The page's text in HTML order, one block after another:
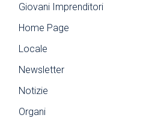
Giovani Imprenditori
Home Page
Locale
Newsletter
Notizie
Organi